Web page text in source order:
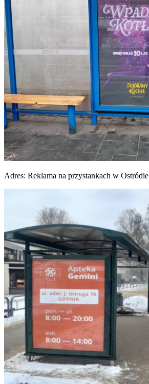
Adres: Reklama na przystankach w Ostródie